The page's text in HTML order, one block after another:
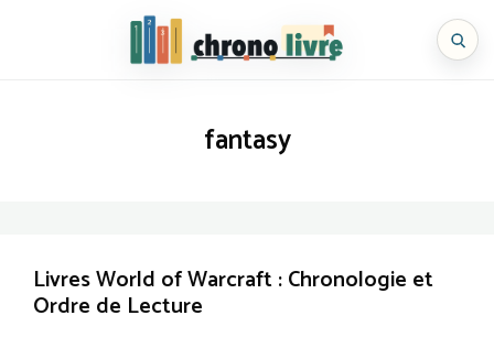
Chronolivre
fantasy
Livres World of Warcraft : Chronologie et
Ordre de Lecture